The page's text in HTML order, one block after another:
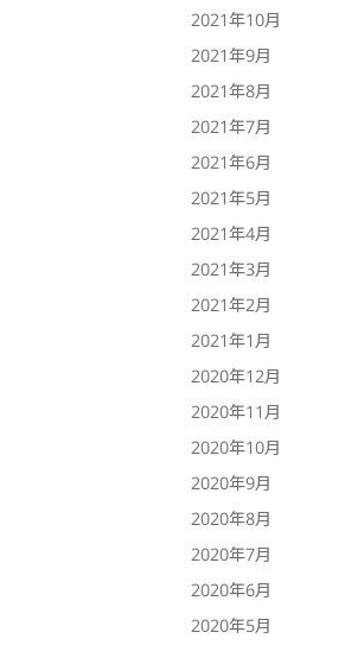
2021年10月
2021年9月
2021年8月
2021年7月
2021年6月
2021年5月
2021年4月
2021年3月
2021年2月
2021年1月
2020年12月
2020年11月
2020年10月
2020年9月
2020年8月
2020年7月
2020年6月
2020年5月